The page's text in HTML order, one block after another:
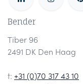
Bender
Tiber 96
2491 DK Den Haag
t: +31 (0)70 317 43 10